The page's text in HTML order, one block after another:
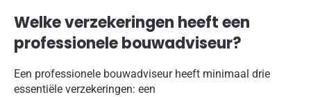
Welke verzekeringen heeft een
professionele bouwadviseur?
Een professionele bouwadviseur heeft minimaal drie
essentiële verzekeringen: een